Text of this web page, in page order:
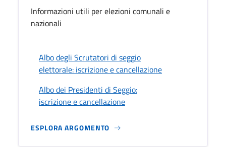
Informazioni utili per elezioni comunali e
nazionali
Albo degli Scrutatori di seggio
elettorale: iscrizione e cancellazione
Albo dei Presidenti di Seggio:
iscrizione e cancellazione
ESPLORA ARGOMENTO